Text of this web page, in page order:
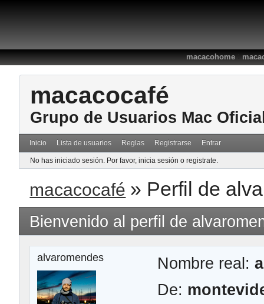
macacohome:
macacocafé
Grupo de Usuarios Mac
Inicio Lista de usuarios Reglas Registrarse Entrar
No has iniciado sesión. Por favor, inicia sesión o registrate.
macacocafé » Perfil de
Bienvenido al perfil de
alvaromendes Nombre real:
De: